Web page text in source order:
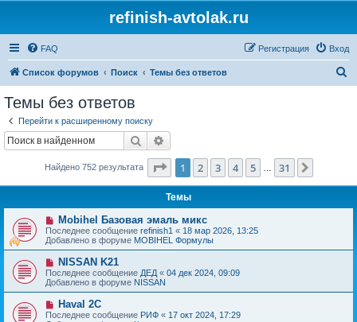
refinish-avtolak.ru
FAQ Вход
Регистрация
Список форумов Поиск Темы без ответов
Темы без ответов
Перейти к расширенному поиску
Поиск
Найдено 752 результата Страница из 31
1 2 3 4 5 31
Темы
Н
о
в
о
е
с
о
о
б
щ
е
Mobihel Базовая эмаль микс
Последнее сообщение refinish1 « 18 мар 2026, 13:25
Добавлено в форуме MOBIHEL Формулы
Н
о
в
о
е
с
о
NISSAN K21
Последнее сообщение ДЕД « 04 дек 2024, 09:09
Добавлено в форуме NISSAN
Н
о
Haval 2C
Последнее сообщение РИФ « 17 окт 2024, 17:29